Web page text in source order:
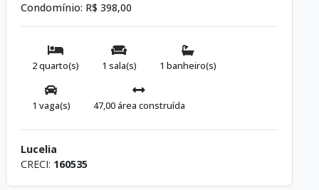
Condomínio: R$ 398,00
2 quarto(s) 1 sala(s) 1 banheiro(s)
1 vaga(s) 47,00 área construída
Lucelia
CRECI: 160535